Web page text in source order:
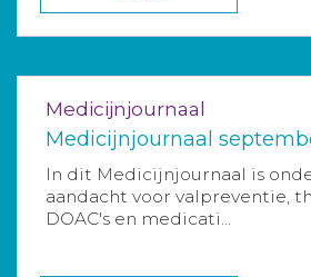
Medicijnjournaal
Medicijnjournaal
In dit Medicijnjournaal is
aandacht voor valpreventie,
DOAC's en medicati...